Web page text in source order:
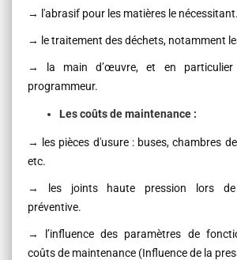
→ l'abrasif pour les matières le nécessitant.
→ le traitement des déchets, notamment
→ la main d’œuvre, et en particulier
programmeur.
Les coûts de maintenance :
→ les pièces d'usure : buses, chambres
etc.
→ les joints haute pression lors de
préventive.
→ l’influence des paramètres de
coûts de maintenance (Influence de la